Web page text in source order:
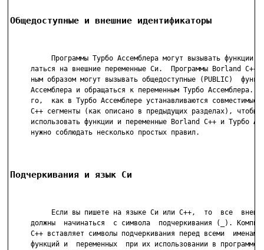
Общедоступные и внешние идентификаторы
Программы Турбо Ассемблера могут вызывать функции
латься на внешние переменные Си.  Программы Borland C++
ным образом могут вызывать общедоступные (PUBLIC)
Ассемблера и обращаться к переменным Турбо Ассемблера.
го,  как в Турбо Ассемблере устанавливаются совместимые
C++ сегменты (как описано в предыдущих разделах), чтобы
использовать функции и переменные Borland C++ и Турбо
     нужно соблюдать несколько простых правил.
Подчеркивания и язык Си
Если вы пишете на языке Си или С++,  то  все
должны  начинаться  с символа  подчеркивания (_).
С++ вставляет символы подчеркивания перед всеми  именами
функций и  переменных  при их использовании в программе